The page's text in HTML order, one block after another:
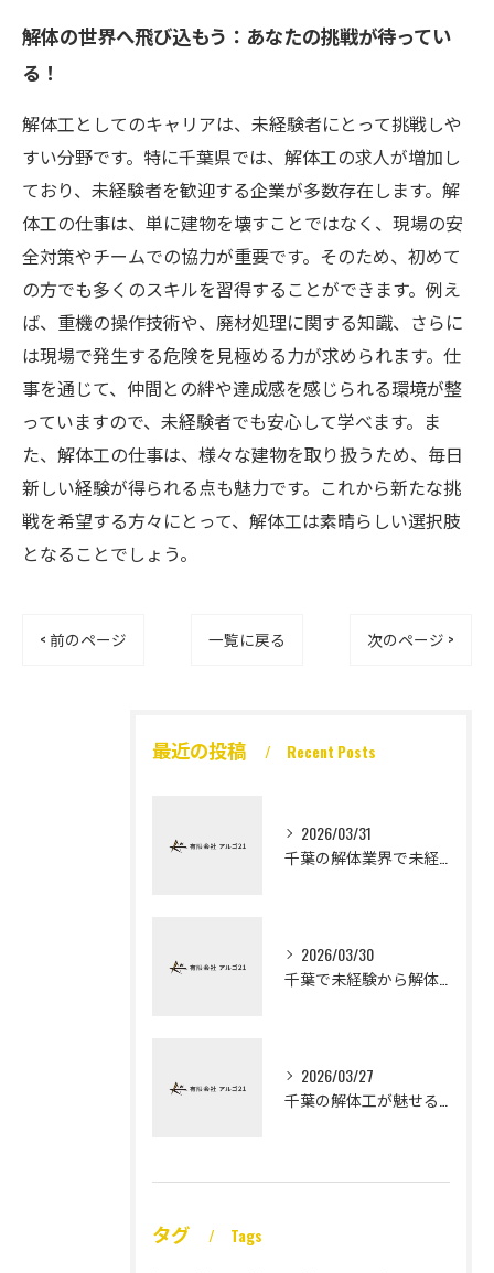
解体の世界へ飛び込もう：あなたの挑戦が待ってい
る！
解体工としてのキャリアは、未経験者にとって挑戦しや
すい分野です。特に千葉県では、解体工の求人が増加し
ており、未経験者を歓迎する企業が多数存在します。解
体工の仕事は、単に建物を壊すことではなく、現場の安
全対策やチームでの協力が重要です。そのため、初めて
の方でも多くのスキルを習得することができます。例え
ば、重機の操作技術や、廃材処理に関する知識、さらに
は現場で発生する危険を見極める力が求められます。仕
事を通じて、仲間との絆や達成感を感じられる環境が整
っていますので、未経験者でも安心して学べます。ま
た、解体工の仕事は、様々な建物を取り扱うため、毎日
新しい経験が得られる点も魅力です。これから新たな挑
戦を希望する方々にとって、解体工は素晴らしい選択肢
となることでしょう。
< 前のページ 一覧に戻る 次のページ >
最近の投稿 Recent Posts
2026/03/31
2026/03/30
2026/03/27
タグ Tags